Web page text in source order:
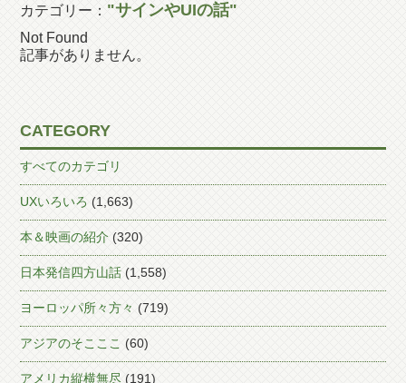
カテゴリー： "サインやUIの話"
Not Found
記事がありません。
CATEGORY
すべてのカテゴリ
UXいろいろ (1,663)
本＆映画の紹介 (320)
日本発信四方山話 (1,558)
ヨーロッパ所々方々 (719)
アジアのそこここ (60)
アメリカ縦横無尽 (191)